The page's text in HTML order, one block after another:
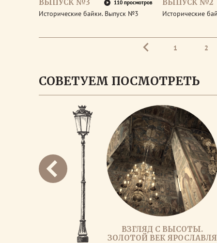
ВЫПУСК №3 110 просмотров
Исторические байки. Выпуск №3
ВЫПУСК №2
Исторические
1 2
СОВЕТУЕМ ПОСМОТРЕТЬ
ВЗГЛЯД С ВЫСОТЫ.
ЗОЛОТОЙ ВЕК ЯРОСЛАВЛЯ